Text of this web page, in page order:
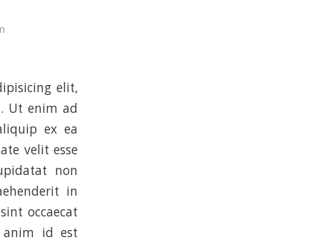
elit,
Ut enim ad
ex ea
velit esse
non
in
occaecat
id est